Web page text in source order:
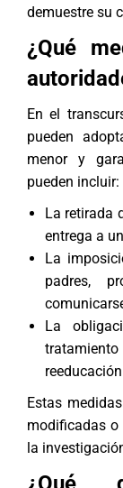
demuestre su
¿Qué
En el
pueden
menor y
pueden incluir:
La retirada
entrega a
La
padres,
La
Estas
modificadas o
la